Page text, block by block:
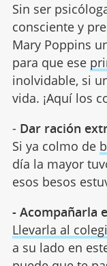
Sin ser
consciente y
Mary Poppins
para que ese
inolvidable, si
vida. ¡Aquí los
- Dar ración
Si ya colmo de
día la mayor
esos besos
- Acompañarla
Llevarla al
a su lado en